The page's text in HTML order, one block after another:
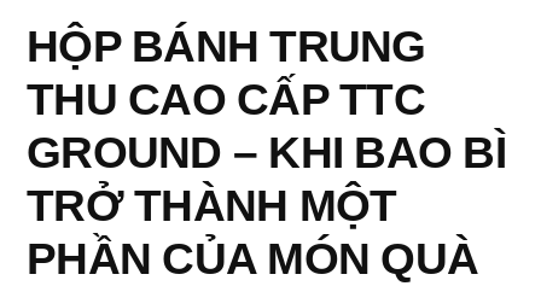
Giúp
Thương
Hiệu
Nổi
Bật
HỘP BÁNH TRUNG
THU CAO CẤP TTC
GROUND – KHI BAO BÌ
TRỞ THÀNH MỘT
PHẦN CỦA MÓN QUÀ